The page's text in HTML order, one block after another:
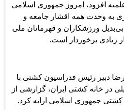
افزود، امروز جمهوری اسلامی
به وحدت همه اقشار جامعه و
ورزشکاران و قهرمانان ملی
زیادی برخوردار است.
دبیر رئیس فدراسیون کشتی با
در خانه کشتی ایران، گزارشی از
جمهوری اسلامی ارایه کرد.